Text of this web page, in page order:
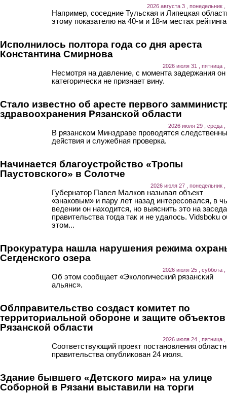
2026 августа 3 , понедельник ,
Например, соседние Тульская и Липецкая
этому показателю на 40-м и 18-м местах
Исполнилось полтора года со дня ареста
Константина Смирнова
2026 июля 31 , пятница ,
Несмотря на давление, с момента задержания он
категорически не признает вину.
Стало известно об аресте первого
здравоохранения Рязанской области
2026 июля 29 , среда ,
В рязанском Минздраве проводятся
действия и служебная проверка.
Начинается благоустройство «Тропы
Паустовского» в Солотче
2026 июля 27 , понедельник ,
Губернатор Павел Малков называл объект
«знаковым» и пару лет назад интересовался, в
ведении он находится, но выяснить это на
правительства тогда так и не удалось. Vidsboku
этом...
Прокуратура нашла нарушения режима
Сегденского озера
2026 июля 25 , суббота ,
Об этом сообщает «Экологический рязанский
альянс».
Облправительство создаст комитет по
территориальной обороне и защите объектов
Рязанской области
2026 июля 24 , пятница ,
Соответствующий проект постановления
правительства опубликован 24 июля.
Здание бывшего «Детского мира» на улице
Соборной в Рязани выставили на торги